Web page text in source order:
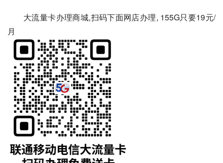
大流量卡办理商城,扫码下面网店办理, 155G只要19元/
月